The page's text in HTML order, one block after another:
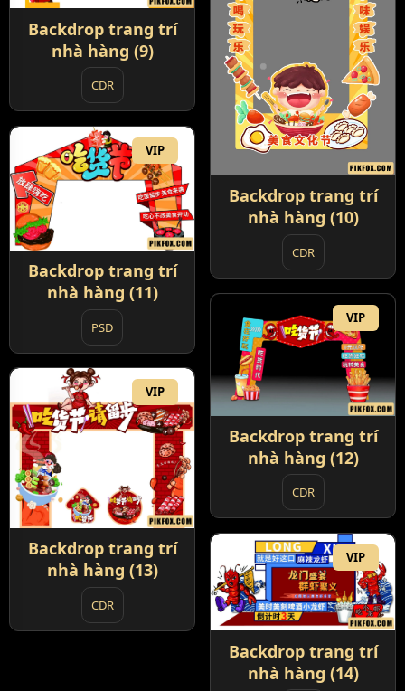
Backdrop trang trí
nhà hàng (9)
CDR
Backdrop trang trí
nhà hàng (10)
CDR
VIP
Backdrop trang trí
nhà hàng (11)
PSD
VIP
Backdrop trang trí
nhà hàng (12)
CDR
VIP
Backdrop trang trí
nhà hàng (13)
CDR
VIP
Backdrop trang trí
nhà hàng (14)